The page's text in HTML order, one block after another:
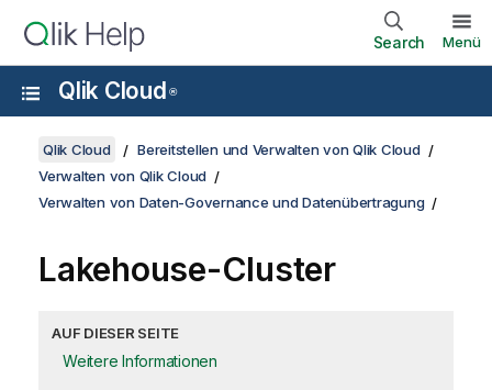
Search Menü
Qlik Cloud ®
Qlik Cloud
Bereitstellen und Verwalten von Qlik Cloud
Verwalten von Qlik Cloud
Verwalten von Daten-Governance und Datenübertragung
Lakehouse-Cluster
AUF DIESER SEITE
Weitere Informationen